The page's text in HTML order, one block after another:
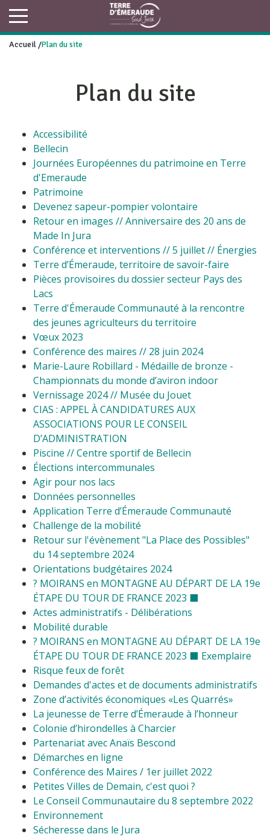
Accueil /Plan du site
Plan du site
Accessibilité
Bellecin
Journées Européennes du patrimoine en Terre
d'Emeraude
Patrimoine
Devenez sapeur-pompier volontaire
Retour en images // Anniversaire des 20 ans de
Made In Jura
Conférence et interventions // 5 juillet // Énergies
Terre d’Émeraude, territoire de savoir-faire
Pièces provisoires du dossier secteur Pays des
Lacs
Terre d'Émeraude Communauté à la rencontre
des jeunes agriculteurs du territoire
Vœux 2023
Conférence des maires // 28 juin 2024
Marie-Laure Robillard - Médaille de bronze -
Championnats du monde d’aviron indoor
Vernissage 2024 // Musée du Jouet
CIAS : APPEL À CANDIDATURES AUX
ASSOCIATIONS POUR LE CONSEIL
D’ADMINISTRATION
Piscine // Centre sportif de Bellecin
Élections intercommunales
Agir pour nos lacs
Données personnelles
Application Terre d’Émeraude Communauté
Challenge de la mobilité
Retour sur l'évènement "La Place des Possibles"
du 14 septembre 2024
Orientations budgétaires 2024
? MOIRANS en MONTAGNE AU DÉPART DE LA 19e
ÉTAPE DU TOUR DE FRANCE 2023 ⬛
Actes administratifs - Délibérations
Mobilité durable
? MOIRANS en MONTAGNE AU DÉPART DE LA 19e
ÉTAPE DU TOUR DE FRANCE 2023 ⬛ Exemplaire
Risque feux de forêt
Demandes d'actes et de documents administratifs
Zone d’activités économiques «Les Quarrés»
La jeunesse de Terre d’Émeraude à l’honneur
Colonie d’hirondelles à Charcier
Partenariat avec Anaïs Bescond
Démarches en ligne
Conférence des Maires / 1er juillet 2022
Petites Villes de Demain, c'est quoi ?
Le Conseil Communautaire du 8 septembre 2022
Environnement
Sécheresse dans le Jura